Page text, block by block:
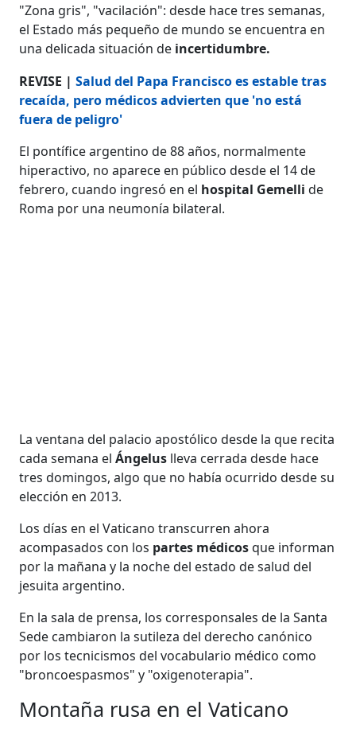
"Zona gris", "vacilación": desde hace tres semanas,
el Estado más pequeño de mundo se encuentra en
una delicada situación de incertidumbre.
REVISE |Salud del Papa Francisco es estable tras
recaída, pero médicos advierten que 'no está
fuera de peligro'
El pontífice argentino de 88 años, normalmente
hiperactivo, no aparece en público desde el 14 de
febrero, cuando ingresó en el hospital Gemelli de
Roma por una neumonía bilateral.
La ventana del palacio apostólico desde la que recita
cada semana elÁngelus lleva cerrada desde hace
tres domingos, algo que no había ocurrido desde su
elección en 2013.
Los días en el Vaticano transcurren ahora
acompasados con los partes médicosque informan
por la mañana y la noche del estado de salud del
jesuita argentino.
En la sala de prensa, los corresponsales de la Santa
Sede cambiaron la sutileza del derecho canónico
por los tecnicismos del vocabulario médico como
"broncoespasmos" y "oxigenoterapia".
Montaña rusa en el Vaticano